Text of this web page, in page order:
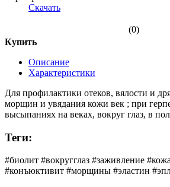
Скачать
(0)
Купить
Описание
Характеристики
Для профилактики отеков, вялости и
морщин и увядания кожи век ; при
высыпаниях на веках, вокруг глаз, в
Теги:
#биолит #вокругглаз #заживление
#конъюктивит #морщины #эластин